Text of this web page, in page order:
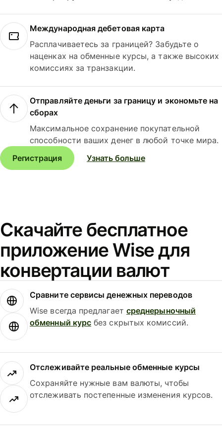
Международная дебетовая карта
Расплачиваетесь за границей? Забудьте о
наценках на обменные курсы, а также высоких
комиссиях за транзакции.
Отправляйте деньги за границу и экономьте на
сборах
Максимальное сохранение покупательной
способности ваших денег в любой точке мира.
Регистрация
Узнать больше
Скачайте бесплатное
приложение Wise для
конвертации валют
Сравните сервисы денежных переводов
Wise всегда предлагает среднерыночный
обменный курс без скрытых комиссий.
Отслеживайте реальные обменные курсы
Сохраняйте нужные вам валюты, чтобы
отслеживать постепенные изменения курсов.